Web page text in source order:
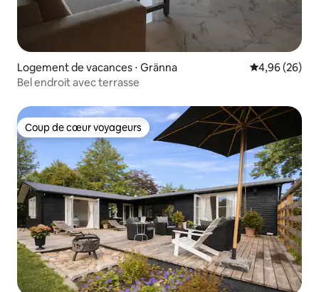
Logement de vacances ⋅ Gränna Évaluation
4,96 (26)
Bel endroit avec terrasse
Coup de cœur voyageurs
Coup de cœur voyageurs